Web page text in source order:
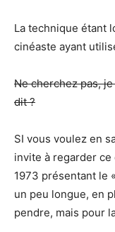
La technique étant
cinéaste ayant
Ne cherchez pas,
dit ?
SI vous voulez en
invite à regarder
1973 présentant le
un peu longue, en
pendre, mais pour